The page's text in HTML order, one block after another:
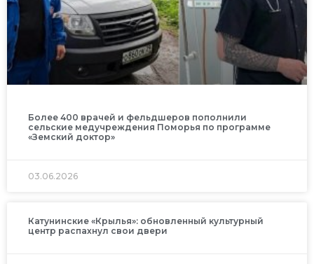
Более 400 врачей и фельдшеров пополнили
сельские медучреждения Поморья по программе
«Земский доктор»
03.06.2026
Катунинские «Крылья»: обновленный культурный
центр распахнул свои двери